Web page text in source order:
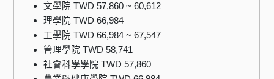
文學院 TWD 57,860 ~ 60,612
理學院 TWD 66,984
工學院 TWD 66,984 ~ 67,547
管理學院 TWD 58,741
社會科學學院 TWD 57,860